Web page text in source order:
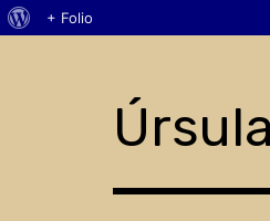
Acerca
+ Folio